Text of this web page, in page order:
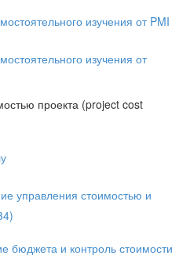
изучения от PMI
изучения от
проекта (project cost
управления стоимостью и
бюджета и контроль стоимости